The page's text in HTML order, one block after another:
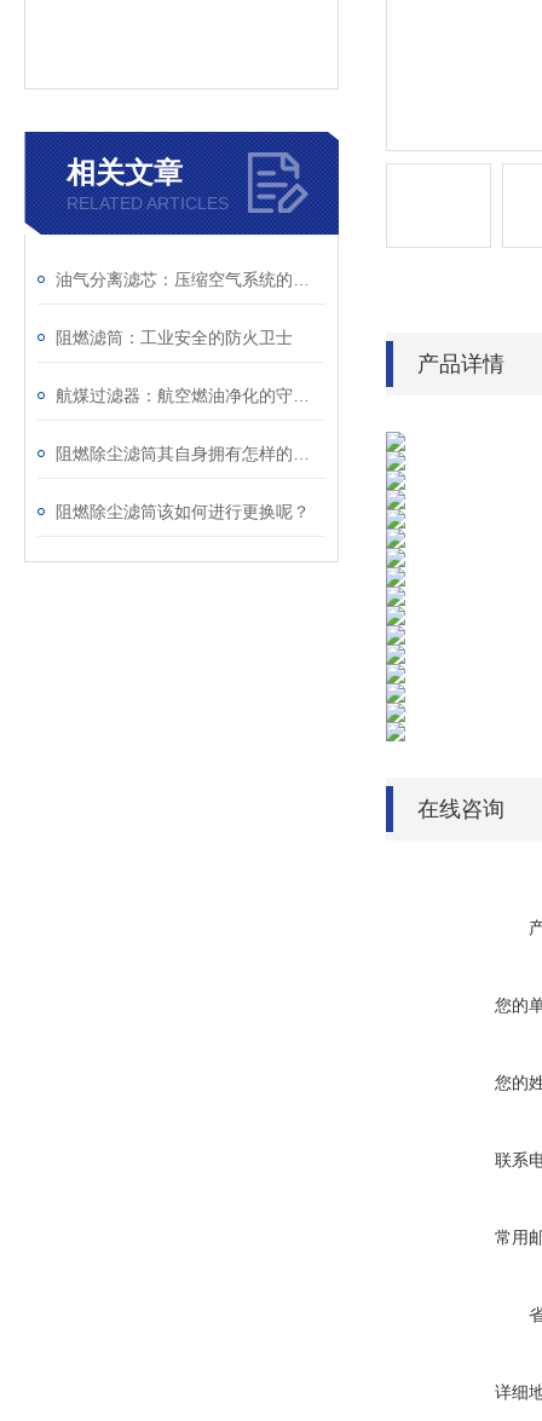
相关文章
RELATED ARTICLES
阻燃滤筒：工业安全的防火卫士
阻燃除尘滤筒该如何进行更换呢？
产品详情
在线咨询
您的
您的
联系
常用
详细